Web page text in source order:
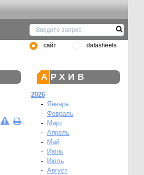
сайт datasheets
АРХИВ
2026
-
Январь
- Февраль
-
Март
- Апрель
-
Май
-
Июнь
-
Июль
- Август